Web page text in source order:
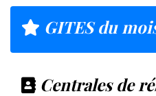
GITES du
Centrales de